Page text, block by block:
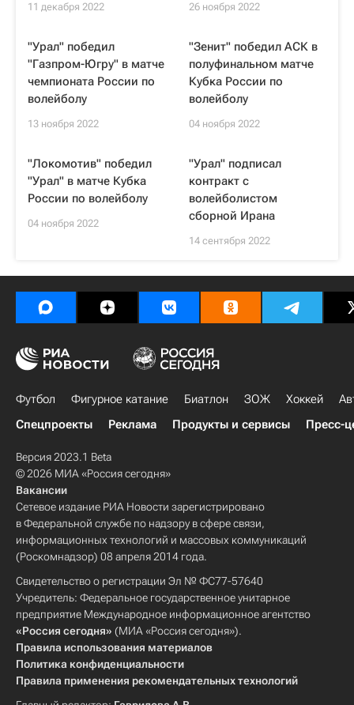
11 декабря 2022 26 ноября 2022
"Урал" победил
"Газпром-Югру" в матче
чемпионата России по
волейболу
13 ноября 2022
"Зенит" победил АСК в
полуфинальном матче
Кубка России по
волейболу
04 ноября 2022
"Локомотив" победил
"Урал" в матче Кубка
России по волейболу
04 ноября 2022
"Урал" подписал
контракт с
волейболистом
сборной Ирана
14 сентября 2022
Футбол Фигурное катание Биатлон ЗОЖ Хоккей
Спецпроекты
Реклама Продукты и сервисы Пресс-
Версия 2023.1 Beta
© 2026 МИА «Россия сегодня»
Вакансии
Сетевое издание РИА Новости зарегистрировано
в Федеральной службе по надзору в сфере связи,
информационных технологий и массовых коммуникаций
(Роскомнадзор) 08 апреля 2014 года.
Свидетельство о регистрации Эл № ФС77-57640
Учредитель: Федеральное государственное унитарное
предприятие Международное информационное агентство
«Россия сегодня» (МИА «Россия сегодня»).
Правила использования материалов
Политика конфиденциальности
Правила применения рекомендательных технологий